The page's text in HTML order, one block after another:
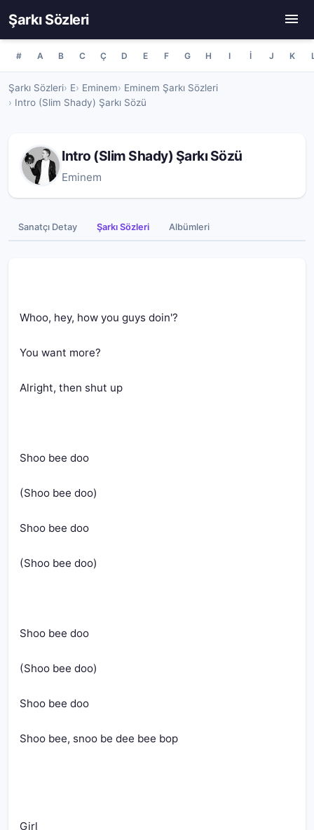
Şarkı Sözleri
# A B C Ç D E F G H I İ J K
Şarkı Sözleri E Eminem
Eminem Şarkı Sözleri
Intro (Slim Shady) Şarkı Sözü
Intro (Slim Shady) Şarkı Sözü
Eminem
Sanatçı Detay Şarkı Sözleri Albümleri
Whoo, hey, how you guys doin'?
You want more?
Alright, then shut up
Shoo bee doo
(Shoo bee doo)
Shoo bee doo
(Shoo bee doo)
Shoo bee doo
(Shoo bee doo)
Shoo bee doo
Shoo bee, snoo be dee bee bop
Girl